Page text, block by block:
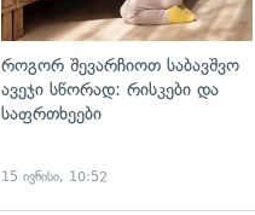
როგორ შევარჩიოთ საბავშვო
ავეჯი სწორად: რისკები და
საფრთხეები
15 ივნისი, 10:52